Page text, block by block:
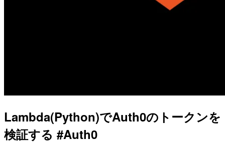
Lambda(Python)でAuth0のトークンを
検証する #Auth0